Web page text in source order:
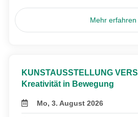
Mehr erfahren
KUNSTAUSSTELLUNG
Kreativität in Bewegung
Mo, 3. August 2026